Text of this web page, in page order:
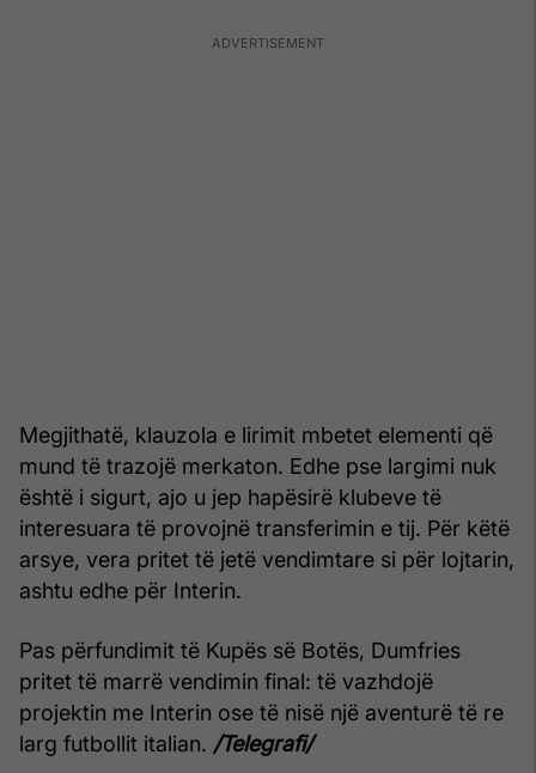
Megjithatë, klauzola e lirimit mbetet elementi që
mund të trazojë merkaton. Edhe pse largimi nuk
është i sigurt, ajo u jep hapësirë klubeve të
interesuara të provojnë transferimin e tij. Për këtë
arsye, vera pritet të jetë vendimtare si për lojtarin,
ashtu edhe për Interin.
Pas përfundimit të Kupës së Botës, Dumfries
pritet të marrë vendimin final: të vazhdojë
projektin me Interin ose të nisë një aventurë të re
larg futbollit italian. /Telegrafi/